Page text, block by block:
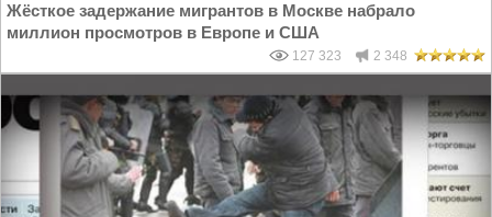
Жёсткое задержание мигрантов в Москве набрало
миллион просмотров в Европе и США
127 323 2 348